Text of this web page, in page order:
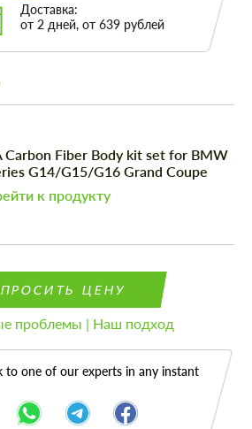
Доставка:
от 2 дней, от 639 рублей
Carbon Fiber Body kit set for BMW
G14/G15/G16 Grand Coupe
к продукту
ЦЕНУ
проблемы | Наш подход
to one of our experts in any instant